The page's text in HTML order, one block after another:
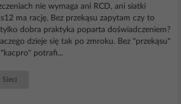
nie wymaga ani RCD, ani siatki
ma rację. Bez przekąsu zapytam czy to
dobra praktyka poparta doświadczeniem?
dzieje się tak po zmroku. Bez "przekąsu"
potrafi...
Sieci